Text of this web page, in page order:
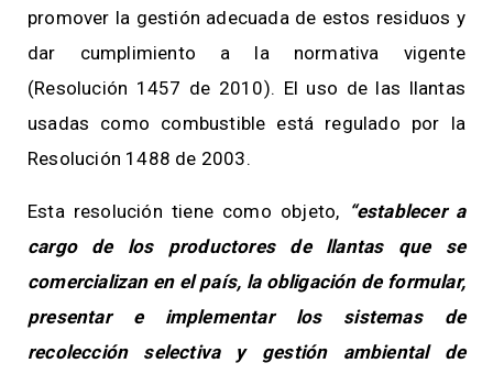
promover la gestión adecuada de estos residuos y
dar cumplimiento a la normativa vigente
(Resolución 1457 de 2010). El uso de las llantas
usadas como combustible está regulado por la
Resolución 1488 de 2003.
Esta resolución tiene como objeto, “establecer a
cargo de los productores de llantas que se
comercializan en el país, la obligación de formular,
presentar e implementar los sistemas de
recolección selectiva y gestión ambiental de